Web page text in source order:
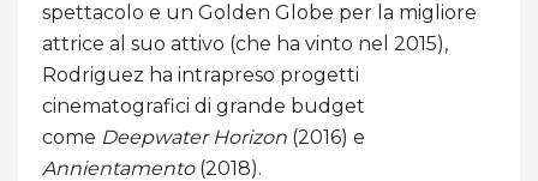
spettacolo e un Golden Globe per la migliore
attrice al suo attivo (che ha vinto nel 2015),
Rodriguez ha intrapreso progetti
cinematografici di grande budget
come Deepwater Horizon (2016) e
Annientamento(2018).